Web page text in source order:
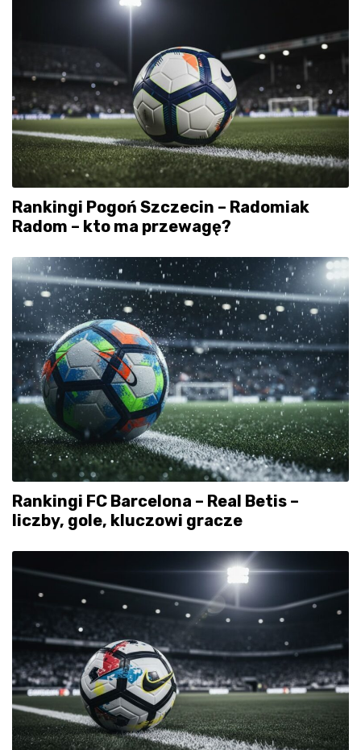
Rankingi Pogoń Szczecin – Radomiak
Radom – kto ma przewagę?
Rankingi FC Barcelona – Real Betis –
liczby, gole, kluczowi gracze